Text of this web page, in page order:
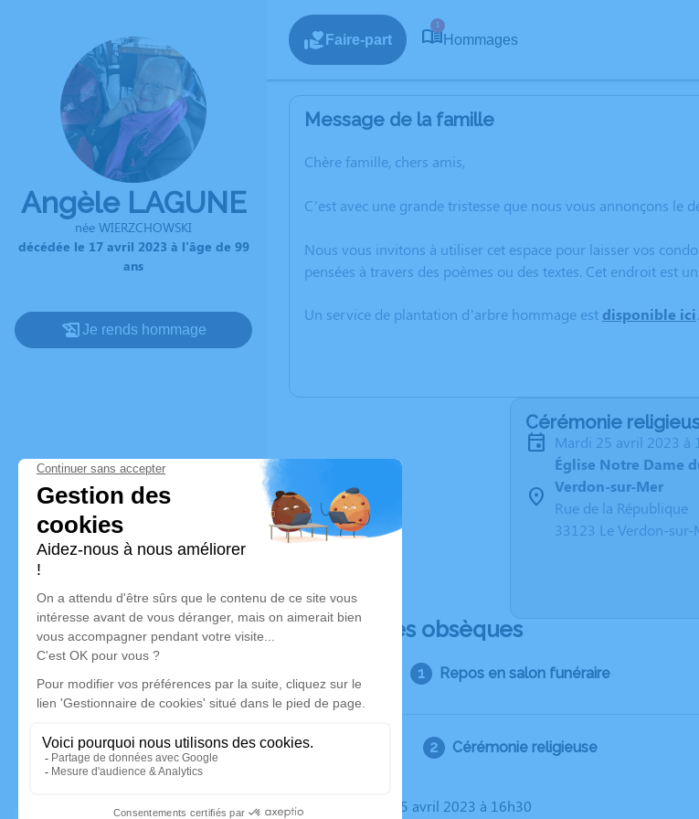
Angèle LAGUNE
née WIERZCHOWSKI
décédée le 17 avril 2023 à l'âge de 99
ans
Je rends hommage
Faire-part
1
Hommages
Message de la famille
Chère famille, chers amis,
C’est avec une grande tristesse que nous vous annonçons le
Nous vous invitons à utiliser cet espace pour laisser vos
pensées à travers des poèmes ou des textes. Cet endroit est
Un service de plantation d’arbre hommage est disponible ici.
Cérémonie
mardi 25 avril 2023 à
Église Notre Dame
Verdon-sur-Mer
Rue de la République
33123 Le Verdon-sur-
Déroulé des obsèques
Repos en salon funéraire
Cérémonie religieuse
Le mardi 25 avril 2023 à 16h30